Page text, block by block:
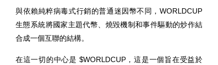
TradFi
美股、外匯、貴金屬及大宗商品衍生性商品
與依賴純粹病毒式行銷的普通迷因幣不同，WORLDCUP
生態系統將國家主題代幣、燒毀機制和事件驅動的炒作結
合成一個互聯的結構。
在這一切的中心是 $WORLDCUP，這是一個旨在受益於